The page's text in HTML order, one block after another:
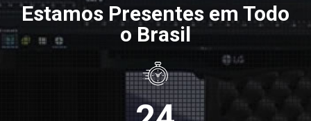
Estamos Presentes em Todo
o Brasil